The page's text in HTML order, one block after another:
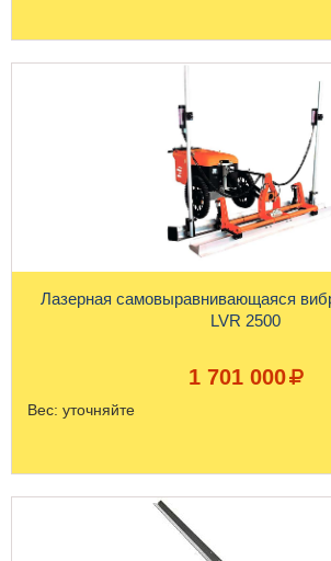
Лазерная самовыравнивающаяся
LVR 2500
1 701 000
Вес: уточняйте